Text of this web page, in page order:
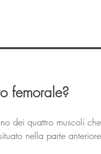
femorale?
dei quattro muscoli
nella parte